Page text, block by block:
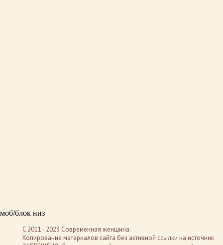
моб/блок низ
C 2011 - 2023 Современная женщина.
Копирование материалов сайта без активной ссылки на источник